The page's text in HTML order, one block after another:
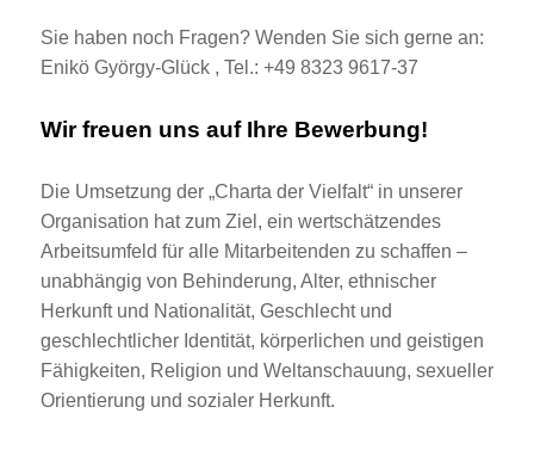
Sie haben noch Fragen? Wenden Sie sich gerne an:
Enikö György-Glück , Tel.: +49 8323 9617-37
Wir freuen uns auf Ihre Bewerbung!
Die Umsetzung der „Charta der Vielfalt“ in unserer
Organisation hat zum Ziel, ein wertschätzendes
Arbeitsumfeld für alle Mitarbeitenden zu schaffen –
unabhängig von Behinderung, Alter, ethnischer
Herkunft und Nationalität, Geschlecht und
geschlechtlicher Identität, körperlichen und geistigen
Fähigkeiten, Religion und Weltanschauung, sexueller
Orientierung und sozialer Herkunft.